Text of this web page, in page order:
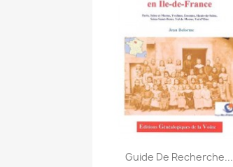
Anteprima
Guide De Recherche...